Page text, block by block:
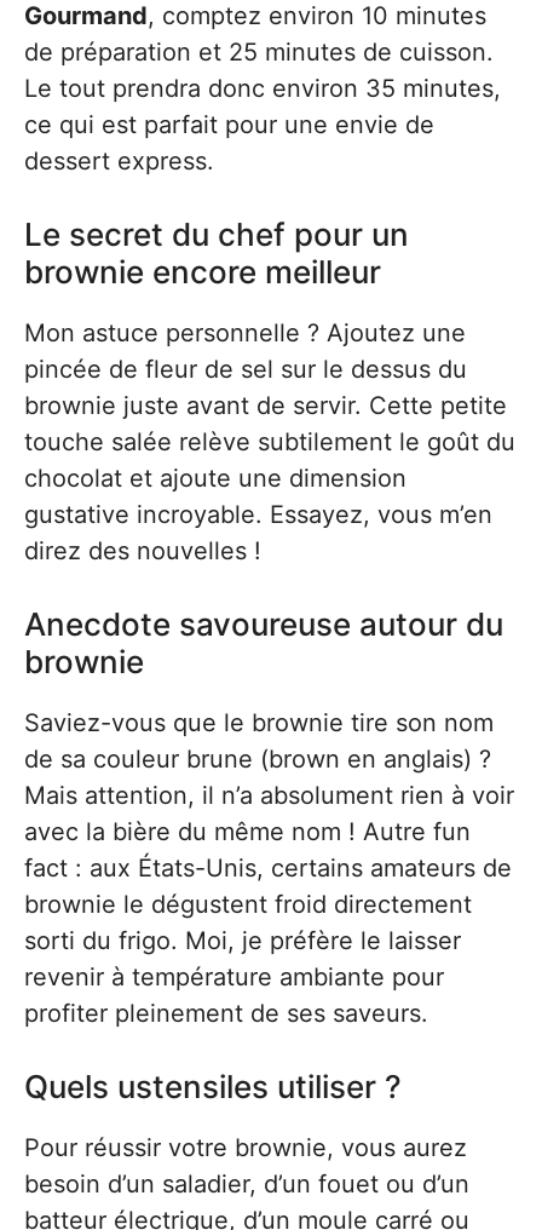
Gourmand, comptez environ 10 minutes
de préparation et 25 minutes de cuisson.
Le tout prendra donc environ 35 minutes,
ce qui est parfait pour une envie de
dessert express.
Le secret du chef pour un
brownie encore meilleur
Mon astuce personnelle ? Ajoutez une
pincée de fleur de sel sur le dessus du
brownie juste avant de servir. Cette petite
touche salée relève subtilement le goût du
chocolat et ajoute une dimension
gustative incroyable. Essayez, vous m’en
direz des nouvelles !
Anecdote savoureuse autour du
brownie
Saviez-vous que le brownie tire son nom
de sa couleur brune (brown en anglais) ?
Mais attention, il n’a absolument rien à voir
avec la bière du même nom ! Autre fun
fact : aux États-Unis, certains amateurs de
brownie le dégustent froid directement
sorti du frigo. Moi, je préfère le laisser
revenir à température ambiante pour
profiter pleinement de ses saveurs.
Quels ustensiles utiliser ?
Pour réussir votre brownie, vous aurez
besoin d’un saladier, d’un fouet ou d’un
batteur électrique, d’un moule carré ou